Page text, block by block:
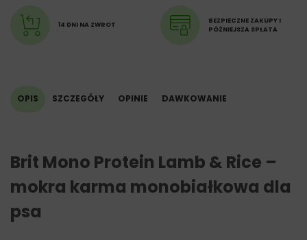
wilgotność (78%),
popiół surowy (2%),
14 DNI NA ZWROT
BEZPIECZNE ZAKUPY I
PÓŹNIEJSZA SPŁATA
OPIS SZCZEGÓŁY OPINIE DAWKOWANIE
Brit Mono Protein Lamb & Rice –
mokra karma monobiałkowa dla
psa